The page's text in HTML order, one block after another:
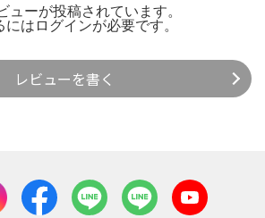
ューが投稿されています。
には ログインが必要です。
レビューを書く